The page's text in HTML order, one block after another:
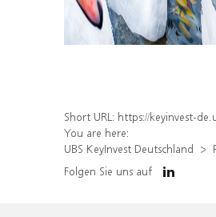
Short URL: https://keyinvest-de.ubs.com/produkt/
You are here:
UBS KeyInvest Deutschland
Folgen Sie uns auf